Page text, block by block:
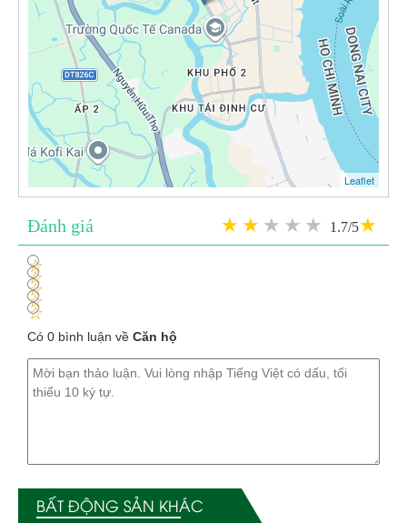
Leaflet
Đánh giá 1.7/5
1
2
3
4
5
Có 0 bình luận về Căn hộ
BẤT ĐỘNG SẢN KHÁC